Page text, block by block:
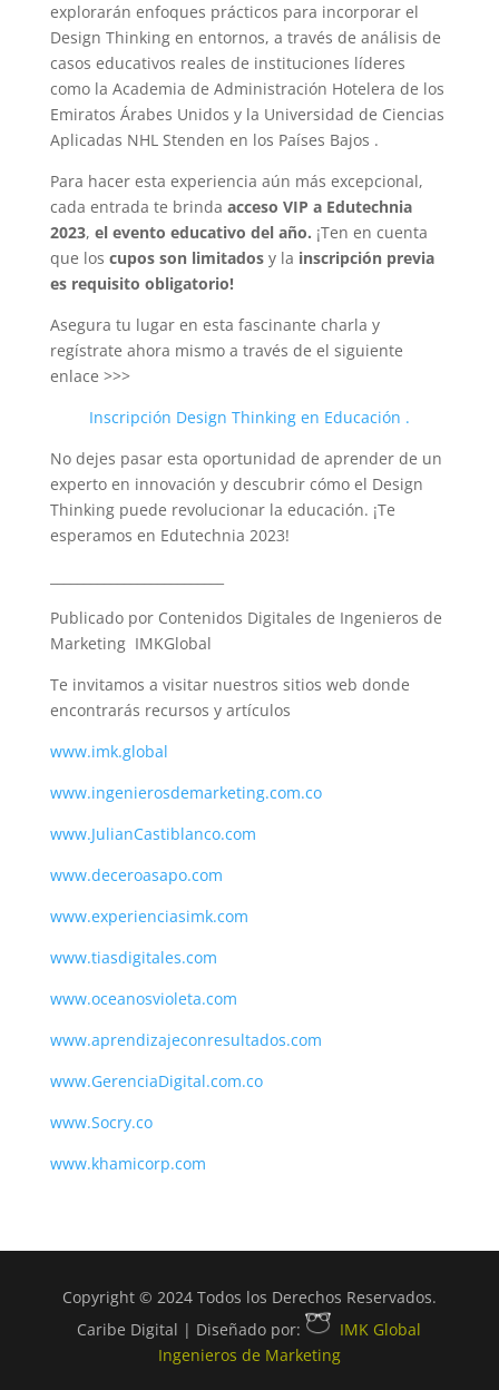
explorarán enfoques prácticos para incorporar el
Design Thinking en entornos, a través de análisis de
casos educativos reales de instituciones líderes
como la Academia de Administración Hotelera de los
Emiratos Árabes Unidos y la Universidad de Ciencias
Aplicadas NHL Stenden en los Países Bajos .
Para hacer esta experiencia aún más excepcional,
cada entrada te brinda acceso VIP a Edutechnia
2023, el evento educativo del año. ¡Ten en cuenta
que los cupos son limitadosy la inscripción previa
es requisito obligatorio!
Asegura tu lugar en esta fascinante charla y
regístrate ahora mismo a través de el siguiente
enlace >>>
Inscripción Design Thinking en Educación .
No dejes pasar esta oportunidad de aprender de un
experto en innovación y descubrir cómo el Design
Thinking puede revolucionar la educación. ¡Te
esperamos en Edutechnia 2023!
Publicado por Contenidos Digitales de Ingenieros de
Marketing IMKGlobal
Te invitamos a visitar nuestros sitios web donde
encontrarás recursos y artículos
www.imk.global
www.ingenierosdemarketing.com.co
www.JulianCastiblanco.com
www.deceroasapo.com
www.experienciasimk.com
www.tiasdigitales.com
www.oceanosvioleta.com
www.aprendizajeconresultados.com
www.GerenciaDigital.com.co
www.Socry.co
www.khamicorp.com
Copyright © 2024 Todos los Derechos Reservados.
Caribe Digital | Diseñado por:
IMK Global
Ingenieros de Marketing